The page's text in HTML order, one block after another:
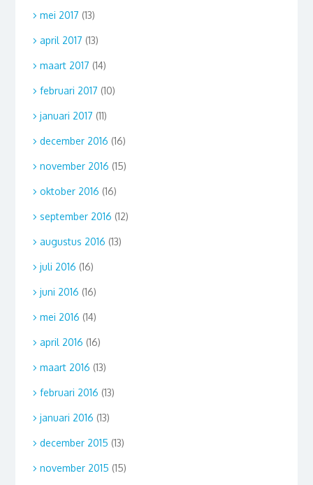
mei 2017 (13)
april 2017 (13)
maart 2017 (14)
februari 2017 (10)
januari 2017 (11)
december 2016 (16)
november 2016 (15)
oktober 2016 (16)
september 2016 (12)
augustus 2016 (13)
juli 2016 (16)
juni 2016 (16)
mei 2016 (14)
april 2016 (16)
maart 2016 (13)
februari 2016 (13)
januari 2016 (13)
december 2015 (13)
november 2015 (15)